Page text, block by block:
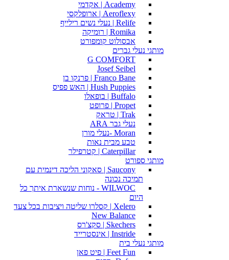
Academy | אקדמי
Aeroflexy | ארופלקסי
Relife | נעלי נשים רילייף
Romika | רומיקה
אבסולוט קומפורט
מותגי נעלי גברים
G COMFORT
Josef Seibel
Franco Bane | פרנקו בן
Hush Puppies | האש פפיס
Buffalo | בופאלו
Propet | פרופט
Trak | טראק
נעלי גבר ARA
Moran -נעלי מורן
טבע מבית נאות
Caterpillar | קטרפילר
מותגי ספורט
Saucony | סאקוני הליכה דינמית עם
תמיכה נכונה
WILWOC - נוחות שנשארת איתך כל
היום
Xelero | קסלרו שליטה ויציבות בכל צעד
New Balance
Skechers | סקצ'רס
Instride | אינסטרייד
מותגי נעלי בית
Feet Fun | פיט פאן